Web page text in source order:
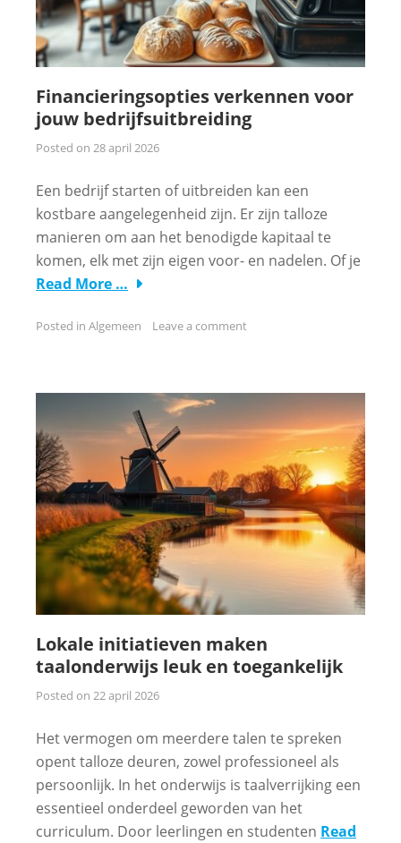
Financieringsopties verkennen voor
jouw bedrijfsuitbreiding
Posted on 28 april 2026
Een bedrijf starten of uitbreiden kan een
kostbare aangelegenheid zijn. Er zijn talloze
manieren om aan het benodigde kapitaal te
komen, elk met zijn eigen voor- en nadelen. Of je
Read More …
Posted in Algemeen Leave a comment
Lokale initiatieven maken
taalonderwijs leuk en toegankelijk
Posted on 22 april 2026
Het vermogen om meerdere talen te spreken
opent talloze deuren, zowel professioneel als
persoonlijk. In het onderwijs is taalverrijking een
essentieel onderdeel geworden van het
curriculum. Door leerlingen en studenten Read